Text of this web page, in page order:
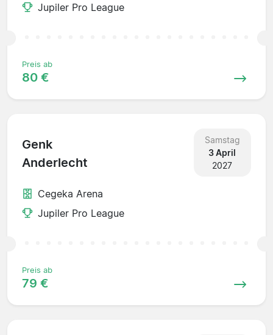
Jupiler Pro League
Preis ab
80 €
Genk
Anderlecht
Samstag
3 April
2027
Cegeka Arena
Jupiler Pro League
Preis ab
79 €